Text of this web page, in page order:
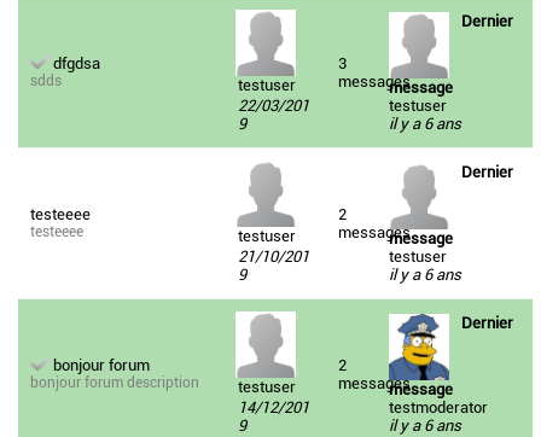
dfgdsa
sdds
testuser
22/03/201
9
3
messages
Dernier
message
testuser
il y a 6 ans
testeeee
testeeee
testuser
21/10/201
9
2
messages
Dernier
message
testuser
il y a 6 ans
bonjour forum
bonjour forum description
testuser
14/12/201
9
2
messages
Dernier
message
testmoderator
il y a 6 ans